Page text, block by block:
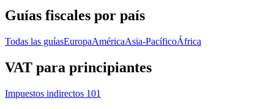
Guías fiscales por país
Todas las guíasEuropaAméricaAsia-PacíficoÁfrica
VAT para principiantes
Impuestos indirectos 101